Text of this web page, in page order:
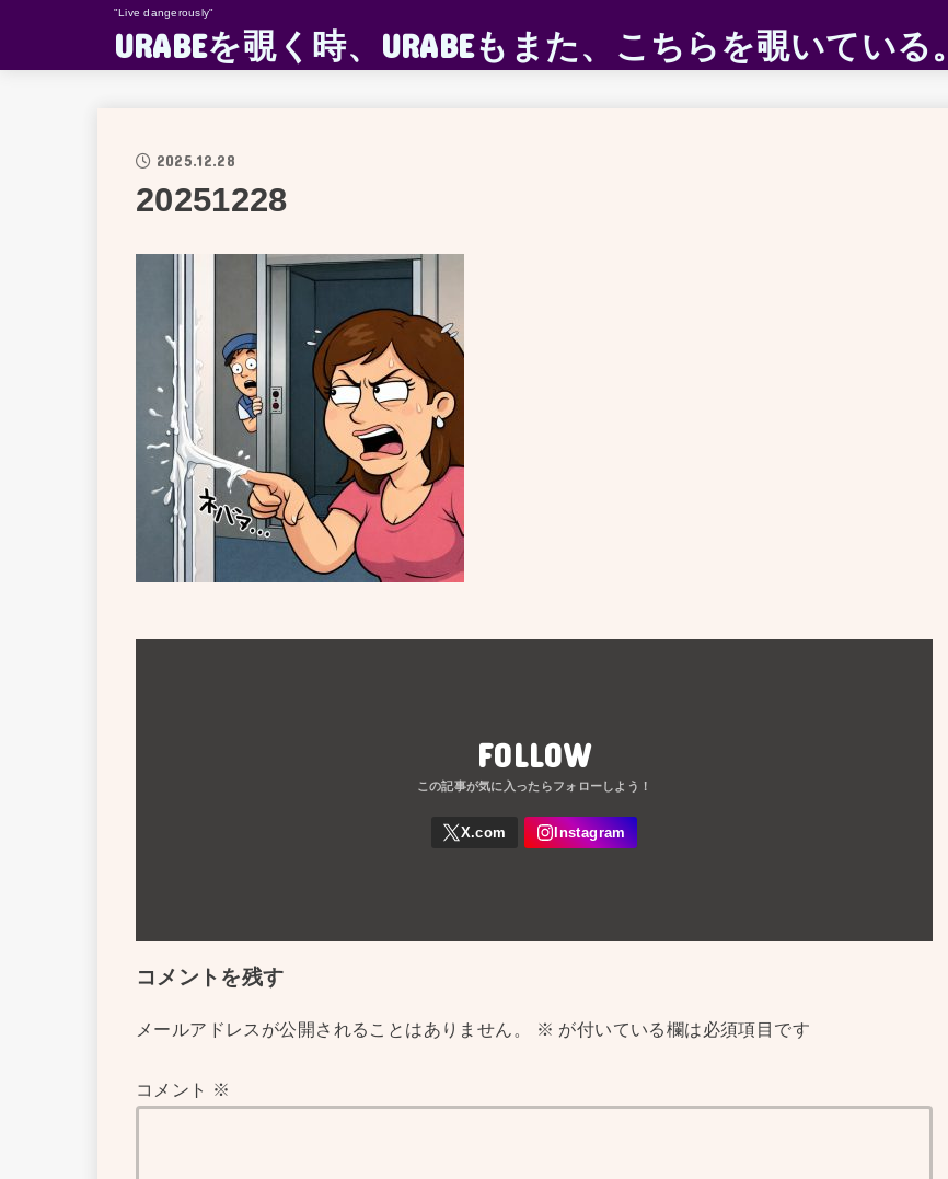
"Live dangerously"
URABEを覗く時、URABEもまた、こちらを覗いている。
2025.12.28
20251228
FOLLOW
コメントを残す
メールアドレスが公開されることはありません。 ※ が付いている欄は必須項目です
コメント ※